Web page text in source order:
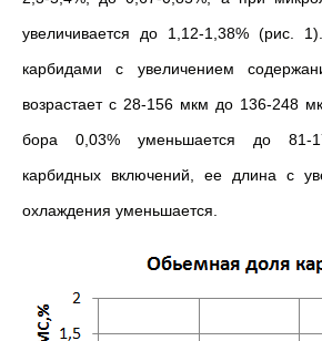
увеличивается до 1,12-1,38% (рис.
карбидами с увеличением
возрастает с 28-156 мкм до 136-248
бора 0,03% уменьшается до
карбидных включений, ее длина с
охлаждения уменьшается.